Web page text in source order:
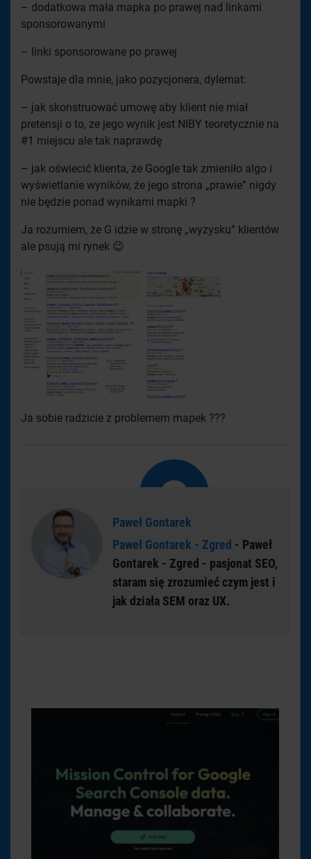
– dodatkowa mała mapka po prawej nad linkami
sponsorowanymi
– linki sponsorowane po prawej
Powstaje dla mnie, jako pozycjonera, dylemat:
– jak skonstruować umowę aby klient nie miał
pretensji o to, ze jego wynik jest NIBY teoretycznie na
#1 miejscu ale tak naprawdę
– jak oświecić klienta, że Google tak zmieniło algo i
wyświetlanie wyników, że jego strona „prawie” nigdy
nie będzie ponad wynikami mapki ?
Ja rozumiem, że G idzie w stronę „wyzysku” klientów
ale psują mi rynek 😉
Ja sobie radzicie z problemem mapek ???
Paweł Gontarek
Paweł Gontarek - Zgred - Paweł
Gontarek - Zgred - pasjonat SEO,
staram się zrozumieć czym jest i
jak działa SEM oraz UX.